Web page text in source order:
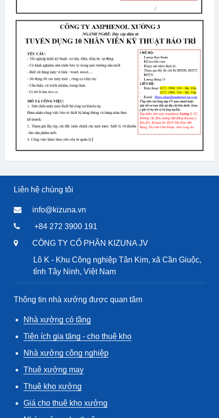
Liên hệ chúng tôi
info@kizuna.vn
+84 272 3900 191
CÔNG TY CỔ PHẦN KIZUNA JV
Lô K - Khu Công nghiệp Tân Kim, xã Cần Giuộc,
tỉnh Tây Ninh, Việt Nam
Thông tin nhà xưởng được quan tâm
Nhà xưởng có tầng
Tiện ích gia tăng - cho thuê kho
Nhà xưởng công nghiệp
Thuê xưởng may
Thuê kho xưởng
Giá cho thuê kho xưởng